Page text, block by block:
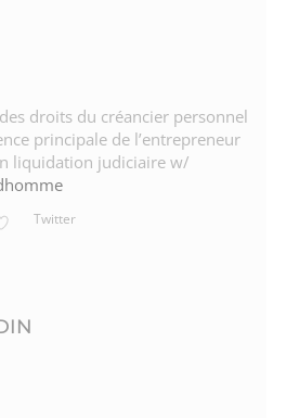
droits du créancier personnel
principale de l’entrepreneur
liquidation judiciaire w/
Twitter